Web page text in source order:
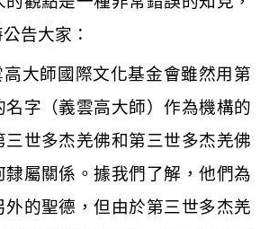
告大家：
大師國際文化基金會雖然用第
名字（義雲高大師）作為機構的
三世多杰羌佛和第三世多杰羌佛
隸屬關係。據我們了解，他們為
外的聖德，但由於第三世多杰羌